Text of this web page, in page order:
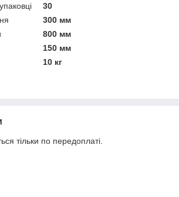
30
300 мм
800 мм
150 мм
10 кг
тільки по передоплаті.